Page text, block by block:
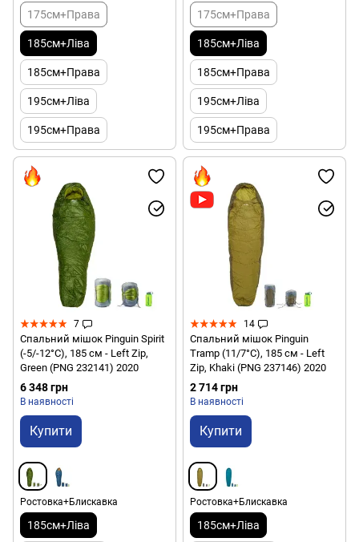
175см+Права
185см+Ліва
185см+Права
195см+Ліва
195см+Права
175см+Права
185см+Ліва
185см+Права
195см+Ліва
195см+Права
7
Спальний мішок Pinguin Spirit
(-5/-12°C), 185 см - Left Zip,
Green (PNG 232141) 2020
6 348 грн
В наявності
Купити
Ростовка+Блискавка
185см+Ліва
14
Спальний мішок Pinguin
Tramp (11/7°C), 185 см - Left
Zip, Khaki (PNG 237146) 2020
2 714 грн
В наявності
Купити
Ростовка+Блискавка
185см+Ліва